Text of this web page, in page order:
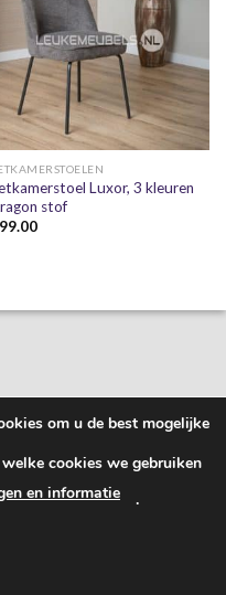
Luxor, 3 kleuren
stof
om u de best mogelijke
cookies we gebruiken
en informatie .